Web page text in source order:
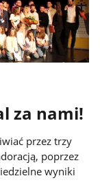
za nami!
przez trzy
poprzez
wyniki